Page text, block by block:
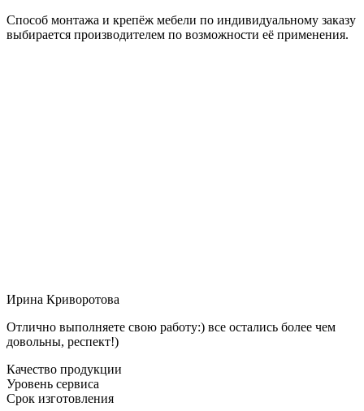
Способ монтажа и крепёж мебели по индивидуальному заказу
выбирается производителем по возможности её применения.
Ирина Криворотова
Отлично выполняете свою работу:) все остались более чем
довольны, респект!)
Качество продукции
Уровень сервиса
Срок изготовления